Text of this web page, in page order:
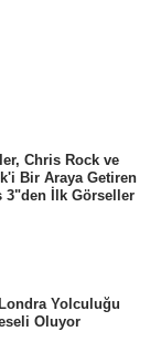
Chris Rock ve
Bir Araya Getiren
3"den İlk Görseller
Yolculuğu
Oluyor